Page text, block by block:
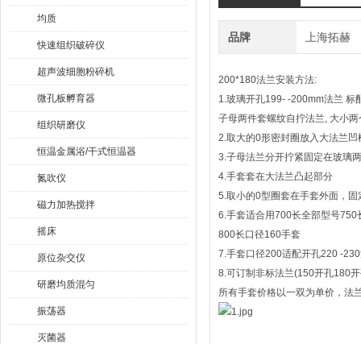
均质
快速组织破碎仪
超声波细胞粉碎机
微孔板孵育器
组织研磨仪
恒温金属浴/干式恒温器
氮吹仪
磁力加热搅拌
摇床
原位杂交仪
研磨均质混匀
振荡器
灭菌器
品牌 上海拓赫
200*180法兰安装方法:
1.玻璃开孔199- -200mm法兰 标
子母两件套螺纹自拧法兰, 大小
2.取大的0形密封圈放入大法兰凹
3.子母法兰分开拧紧固定在玻璃
4.手套套在大法兰凸起部分
5.取小的0型圈套在手套外面，固
6.手套适合用700长全部型号750
800长口径160手套
7.手套口径200适配开孔220 -
8.可订制非标法兰(150开孔180
所有手套价格以一双为单价，法